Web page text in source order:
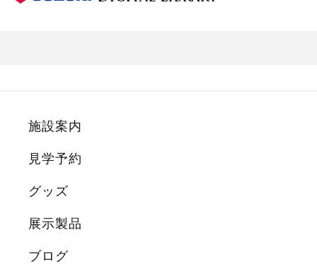
施設案内
見学予約
グッズ
展示製品
ブログ